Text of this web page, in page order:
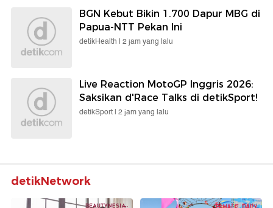
BGN Kebut Bikin 1.700 Dapur MBG di
Papua-NTT Pekan Ini
detikHealth | 2 jam yang lalu
Live Reaction MotoGP Inggris 2026:
Saksikan d'Race Talks di detikSport!
detikSport | 2 jam yang lalu
detikNetwork